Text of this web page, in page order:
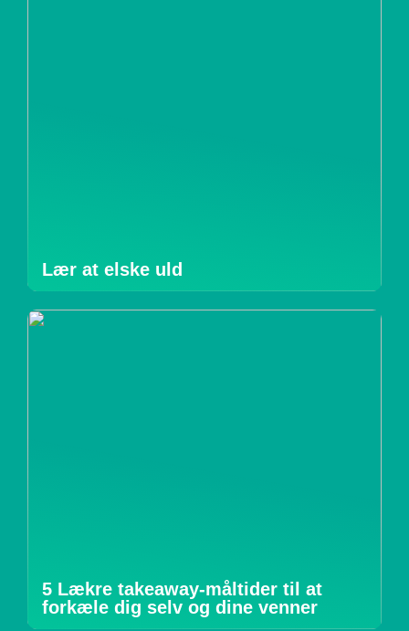
Lær at elske uld
5 Lækre takeaway-måltider til at
forkæle dig selv og dine venner